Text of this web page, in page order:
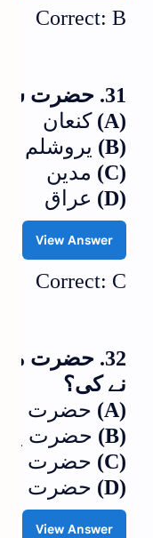
Correct: B
31. حضرت شعیب کا وطن کو نسا تھا؟
(A)
کنعان
(B)
یروشلم
(C)
مدین
(D)
عراق
View Answer
Correct: C
32. حضرت
نے کی؟
(A)
حضرت
(B)
حضرت
(C)
حضرت
(D)
حضرت
View Answer